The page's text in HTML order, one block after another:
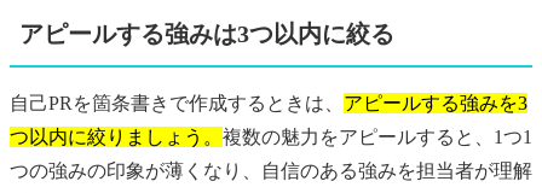
アピールする強みは3つ以内に絞る
自己PRを箇条書きで作成するときは、 アピールする強みを3
つ以内に絞りましょう。 複数の魅力をアピールすると、1つ1
つの強みの印象が薄くなり、自信のある強みを担当者が理解